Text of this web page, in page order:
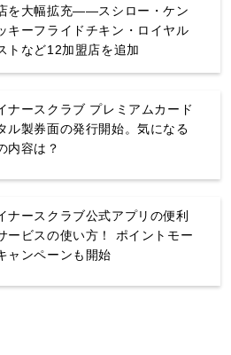
を大幅拡充——スシロー・ケン
キーフライドチキン・ロイヤル
トなど12加盟店を追加
ナースクラブ プレミアムカード
ル製券面の発行開始。気になる
内容は？
ナースクラブ公式アプリの便利
ービスの使い方！ ポイントモー
ャンペーンも開始